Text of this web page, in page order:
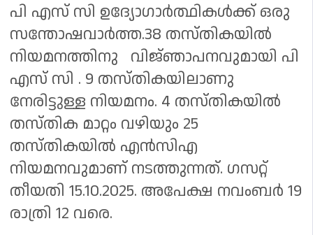
പി എസ് സി ഉദ്യോഗാർത്ഥികൾക്ക് ഒരു
സന്തോഷവാർത്ത.38 തസ്തികയിൽ
നിയമനത്തിനു വിജ്‌ഞാപനവുമായി പി
എസ് സി . 9 തസ്‌തികയിലാണു
നേരിട്ടുള്ള നിയമനം. 4 തസ്തികയിൽ
തസ്‌തിക മാറ്റം വഴിയും 25
തസ്‌തികയിൽ എൻസിഎ
നിയമനവുമാണ് നടത്തുന്നത്. ഗസറ്റ്
തീയതി 15.10.2025. അപേക്ഷ നവംബർ 19
രാത്രി 12 വരെ.